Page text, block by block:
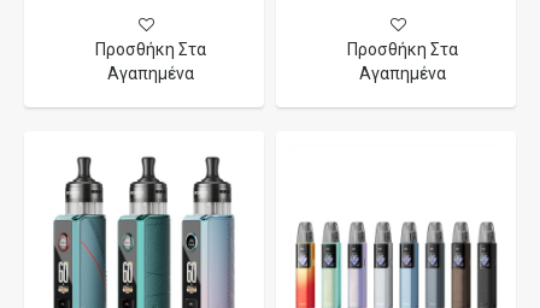
Προσθήκη Στα
Αγαπημένα
Προσθήκη Στα
Αγαπημένα